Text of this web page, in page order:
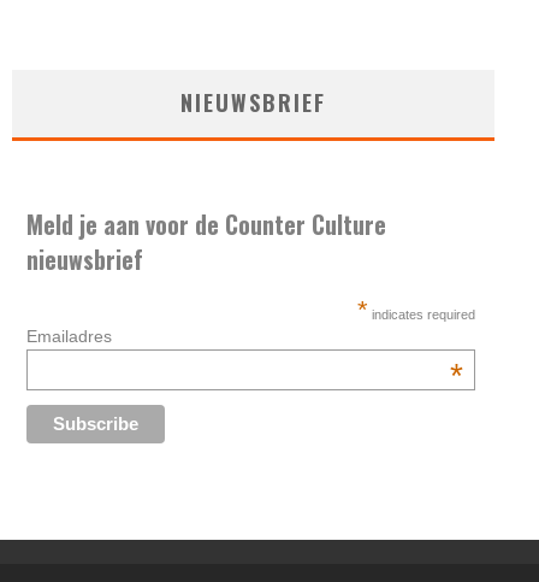
NIEUWSBRIEF
Meld je aan voor de Counter Culture
nieuwsbrief
* indicates required
Emailadres
*